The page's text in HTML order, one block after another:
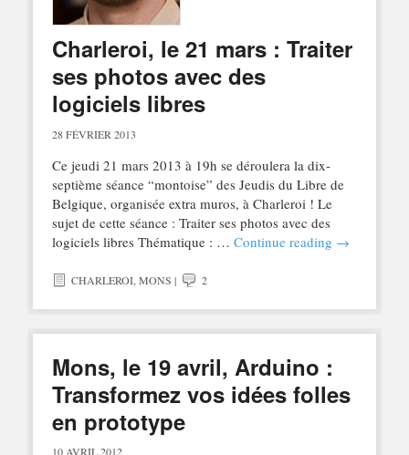
Charleroi, le 21 mars : Traiter
ses photos avec des
logiciels libres
28 FÉVRIER 2013
Ce jeudi 21 mars 2013 à 19h se déroulera la dix-
septième séance “montoise” des Jeudis du Libre de
Belgique, organisée extra muros, à Charleroi ! Le
sujet de cette séance : Traiter ses photos avec des
logiciels libres Thématique : … Continue reading →
CHARLEROI,MONS | 2
Mons, le 19 avril, Arduino :
Transformez vos idées folles
en prototype
10 AVRIL 2012